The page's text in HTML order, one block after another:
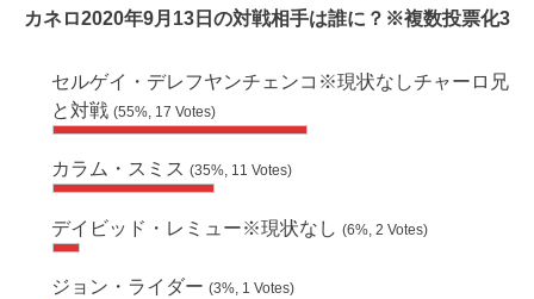
カネロ2020年9月13日の対戦相手は誰に？※複数投票化3
セルゲイ・デレフヤンチェンコ※現状なしチャーロ兄
と対戦 (55%, 17 Votes)
カラム・スミス (35%, 11 Votes)
デイビッド・レミュー※現状なし (6%, 2 Votes)
ジョン・ライダー (3%, 1 Votes)